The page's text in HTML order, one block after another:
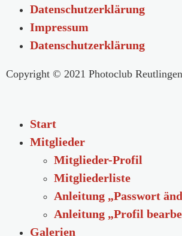
Datenschutzerklärung
Impressum
Datenschutzerklärung
Copyright © 2021 Photoclub Reutlingen
Start
Mitglieder
Mitglieder-Profil
Mitgliederliste
Anleitung „Passwort
Anleitung „Profil
Galerien